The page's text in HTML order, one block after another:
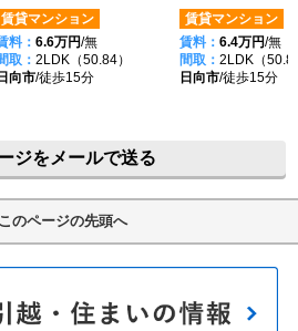
賃貸マンション
料： 6.6万円/無
取： 2LDK（50.84）
向市/徒歩15分
賃貸マンション
賃料： 6.4万円/無
間取： 2LDK（
日向市/徒歩15分
ジをメールで送る
このページの先頭へ